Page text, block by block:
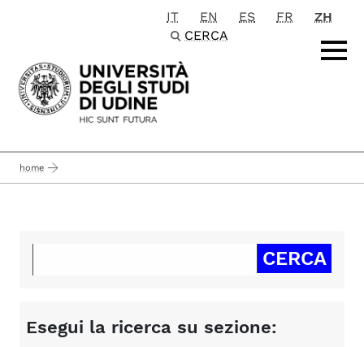
Passa al contenuto principale
IT EN ES FR
ZH
CERCA
home
Esegui la ricerca su sezione: